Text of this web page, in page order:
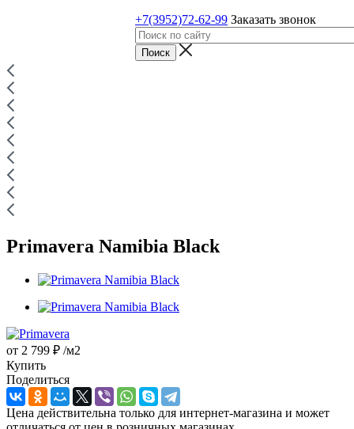
+7(3952)72-62-99 Заказать звонок
Primavera Namibia Black
от 2 799 ₽ /м2
Купить
Поделиться
Цена действительна только для интернет-магазина и может